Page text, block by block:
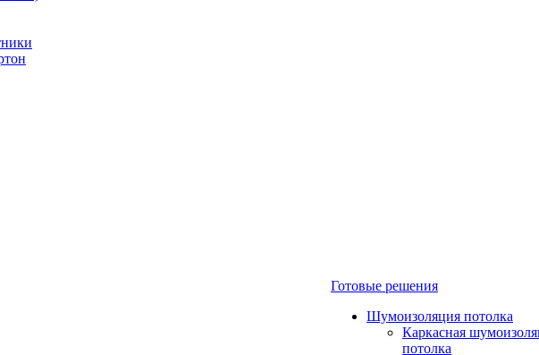
Готовые решения
Шумоизоляция потолка
Каркасная
потолка